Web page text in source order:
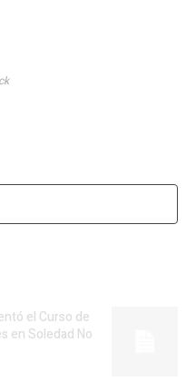
el Curso de
en Soledad No